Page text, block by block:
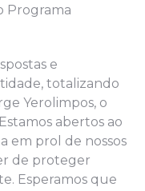
Programa
e
totalizando
Yerolimpos, o
abertos ao
em prol de nossos
de proteger
Esperamos que